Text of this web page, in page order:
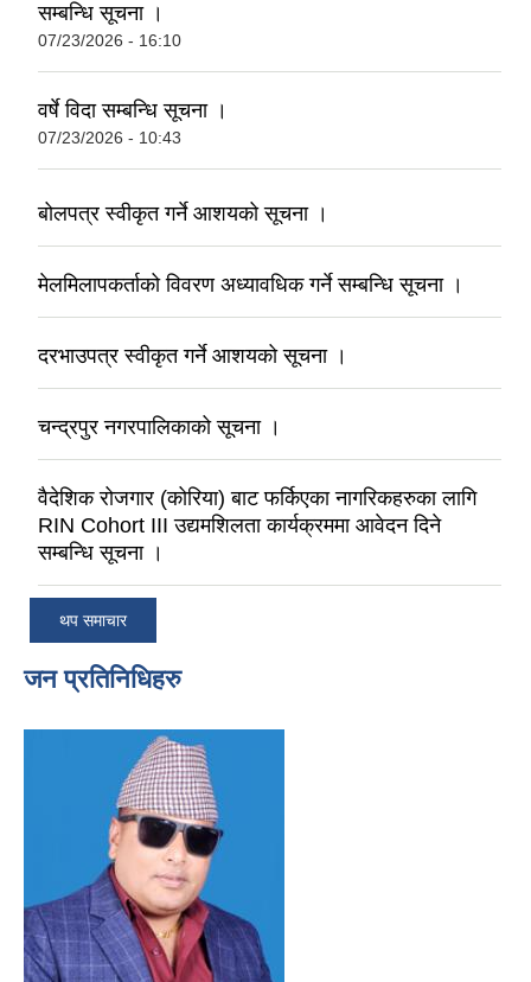
सम्बन्धि सूचना ।
07/23/2026 - 16:10
वर्षे विदा सम्बन्धि सूचना ।
07/23/2026 - 10:43
बोलपत्र स्वीकृत गर्ने आशयको सूचना ।
मेलमिलापकर्ताको विवरण अध्यावधिक गर्ने सम्बन्धि सूचना ।
दरभाउपत्र स्वीकृत गर्ने आशयको सूचना ।
चन्द्रपुर नगरपालिकाको सूचना ।
वैदेशिक रोजगार (कोरिया) बाट फर्किएका नागरिकहरुका लागि
RIN Cohort III उद्यमशिलता कार्यक्रममा आवेदन दिने
सम्बन्धि सूचना ।
थप समाचार
जन प्रतिनिधिहरु